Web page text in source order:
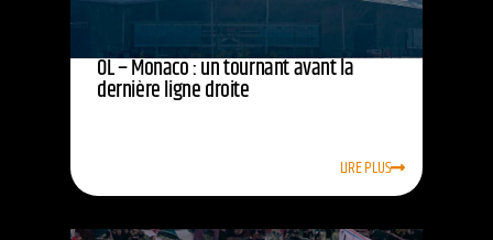
OL – Monaco : un tournant avant la
dernière ligne droite
LIRE PLUS